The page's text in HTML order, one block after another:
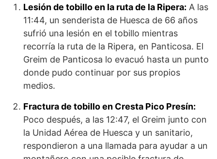
Lesión de tobillo en la ruta de la Ripera: A las
11:44, un senderista de Huesca de 66 años
sufrió una lesión en el tobillo mientras
recorría la ruta de la Ripera, en Panticosa. El
Greim de Panticosa lo evacuó hasta un punto
donde pudo continuar por sus propios
medios.
Fractura de tobillo en Cresta Pico Presín:
Poco después, a las 12:47, el Greim junto con
la Unidad Aérea de Huesca y un sanitario,
respondieron a una llamada para ayudar a un